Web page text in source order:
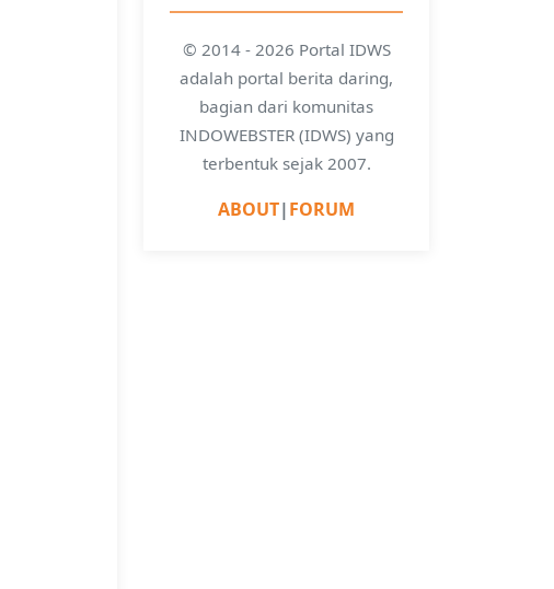
© 2014 - 2026 Portal IDWS
adalah portal berita daring,
bagian dari komunitas
INDOWEBSTER (IDWS) yang
terbentuk sejak 2007.
ABOUT|FORUM